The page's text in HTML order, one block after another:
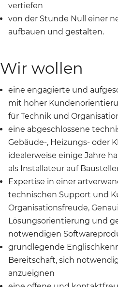
vertiefen
von der Stunde Null einer
aufbauen und gestalten.
Wir wollen
eine engagierte und
mit hoher
für Technik und
eine abgeschlossene
Gebäude-, Heizungs- oder
idealerweise einige Jahre
als Installateur auf
Expertise in einer
technischen Support und
Organisationsfreude,
Lösungsorientierung und
notwendigen
grundlegende
Bereitschaft, sich
anzueignen